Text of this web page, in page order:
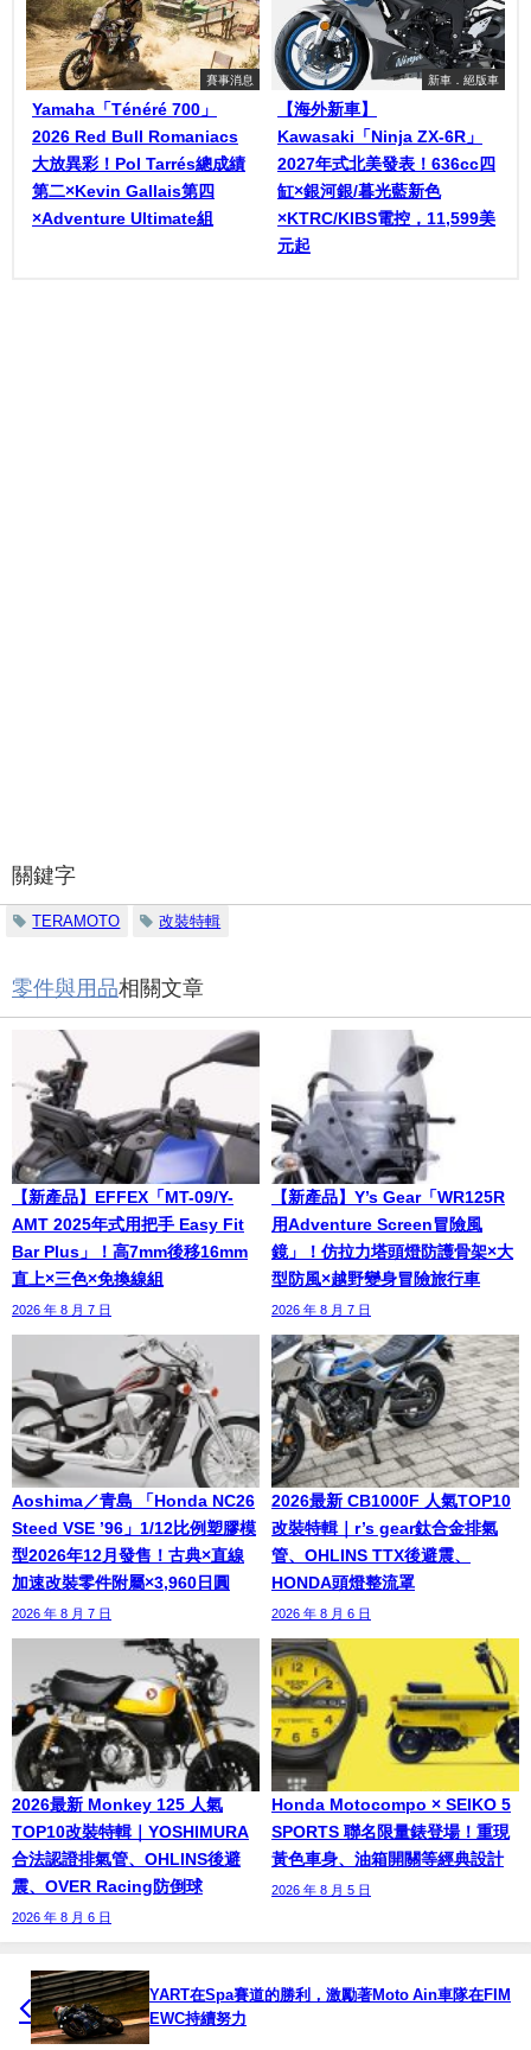
賽事消息
Yamaha「Ténéré 700」
2026 Red Bull Romaniacs
大放異彩！Pol Tarrés總成績
第二×Kevin Gallais第四
×Adventure Ultimate組
新車．絕版車
【海外新車】
Kawasaki「Ninja ZX-6R」
2027年式北美發表！636cc四
缸×銀河銀/暮光藍新色
×KTRC/KIBS電控，11,599美
元起
關鍵字
TERAMOTO 改裝特輯
零件與用品相關文章
【新產品】EFFEX「MT-09/Y-
AMT 2025年式用把手 Easy Fit
Bar Plus」！高7mm後移16mm
直上×三色×免換線組
2026 年 8 月 7 日
【新產品】Y’s Gear「WR125R
用Adventure Screen冒險風
鏡」！仿拉力塔頭燈防護骨架×大
型防風×越野變身冒險旅行車
2026 年 8 月 7 日
Aoshima／青島 「Honda NC26
Steed VSE ’96」1/12比例塑膠模
型2026年12月發售！古典×直線
加速改裝零件附屬×3,960日圓
2026 年 8 月 7 日
2026最新 CB1000F 人氣TOP10
改裝特輯｜r’s gear鈦合金排氣
管、OHLINS TTX後避震、
HONDA頭燈整流罩
2026 年 8 月 6 日
2026最新 Monkey 125 人氣
TOP10改裝特輯｜YOSHIMURA
合法認證排氣管、OHLINS後避
震、OVER Racing防倒球
2026 年 8 月 6 日
Honda Motocompo × SEIKO 5
SPORTS 聯名限量錶登場！重現
黃色車身、油箱開關等經典設計
2026 年 8 月 5 日
YART在Spa賽道的勝利，激勵著Moto Ain車隊在FIM
EWC持續努力